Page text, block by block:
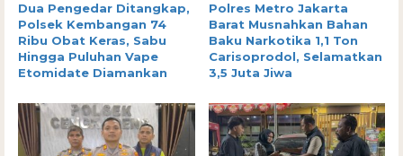
Dua Pengedar Ditangkap,
Polsek Kembangan 74
Ribu Obat Keras, Sabu
Hingga Puluhan Vape
Etomidate Diamankan
Polres Metro Jakarta
Barat Musnahkan Bahan
Baku Narkotika 1,1 Ton
Carisoprodol, Selamatkan
3,5 Juta Jiwa